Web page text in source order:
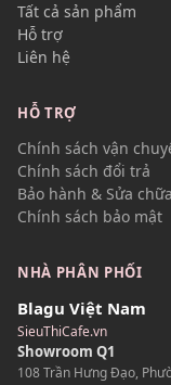
Tất cả sản phẩm
Hỗ trợ
Liên hệ
HỖ TRỢ
Chính sách vận
Chính sách đổi trả
Bảo hành & Sửa chữa
Chính sách bảo mật
NHÀ PHÂN PHỐI
Blagu Việt Nam
SieuThiCafe.vn
Showroom Q1
108 Trần Hưng Đạo,